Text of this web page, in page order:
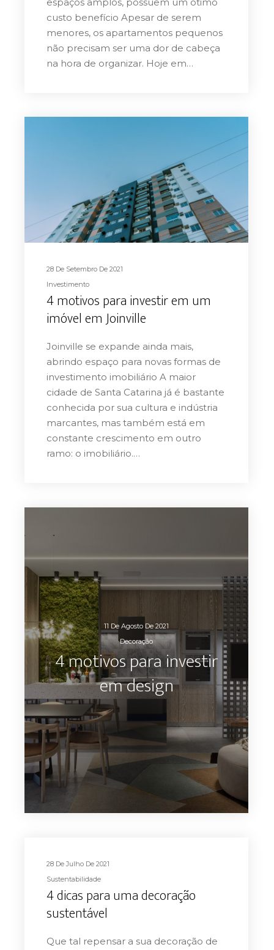
custo benefício Apesar de serem
menores, os apartamentos pequenos
não precisam ser uma dor de cabeça
na hora de organizar. Hoje em…
28 De Setembro De 2021
Investimento
4 motivos para investir em um
imóvel em Joinville
Joinville se expande ainda mais,
abrindo espaço para novas formas de
investimento imobiliário A maior
cidade de Santa Catarina já é bastante
conhecida por sua cultura e indústria
marcantes, mas também está em
constante crescimento em outro
ramo: o imobiliário.…
11 De Agosto De 2021
Decoração
4 motivos para investir
em design
28 De Julho De 2021
Sustentabilidade
4 dicas para uma decoração
sustentável
Que tal repensar a sua decoração de